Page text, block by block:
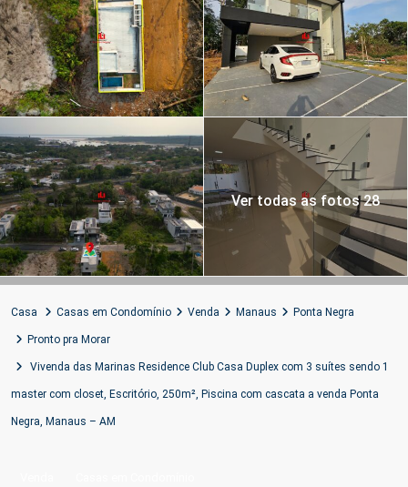
Ver todas as fotos 28
Casa Casas em Condomínio Venda Manaus Ponta Negra
Pronto pra Morar
Vivenda das Marinas Residence Club Casa Duplex com 3 suítes sendo 1
master com closet, Escritório, 250m², Piscina com cascata a venda Ponta
Negra, Manaus – AM